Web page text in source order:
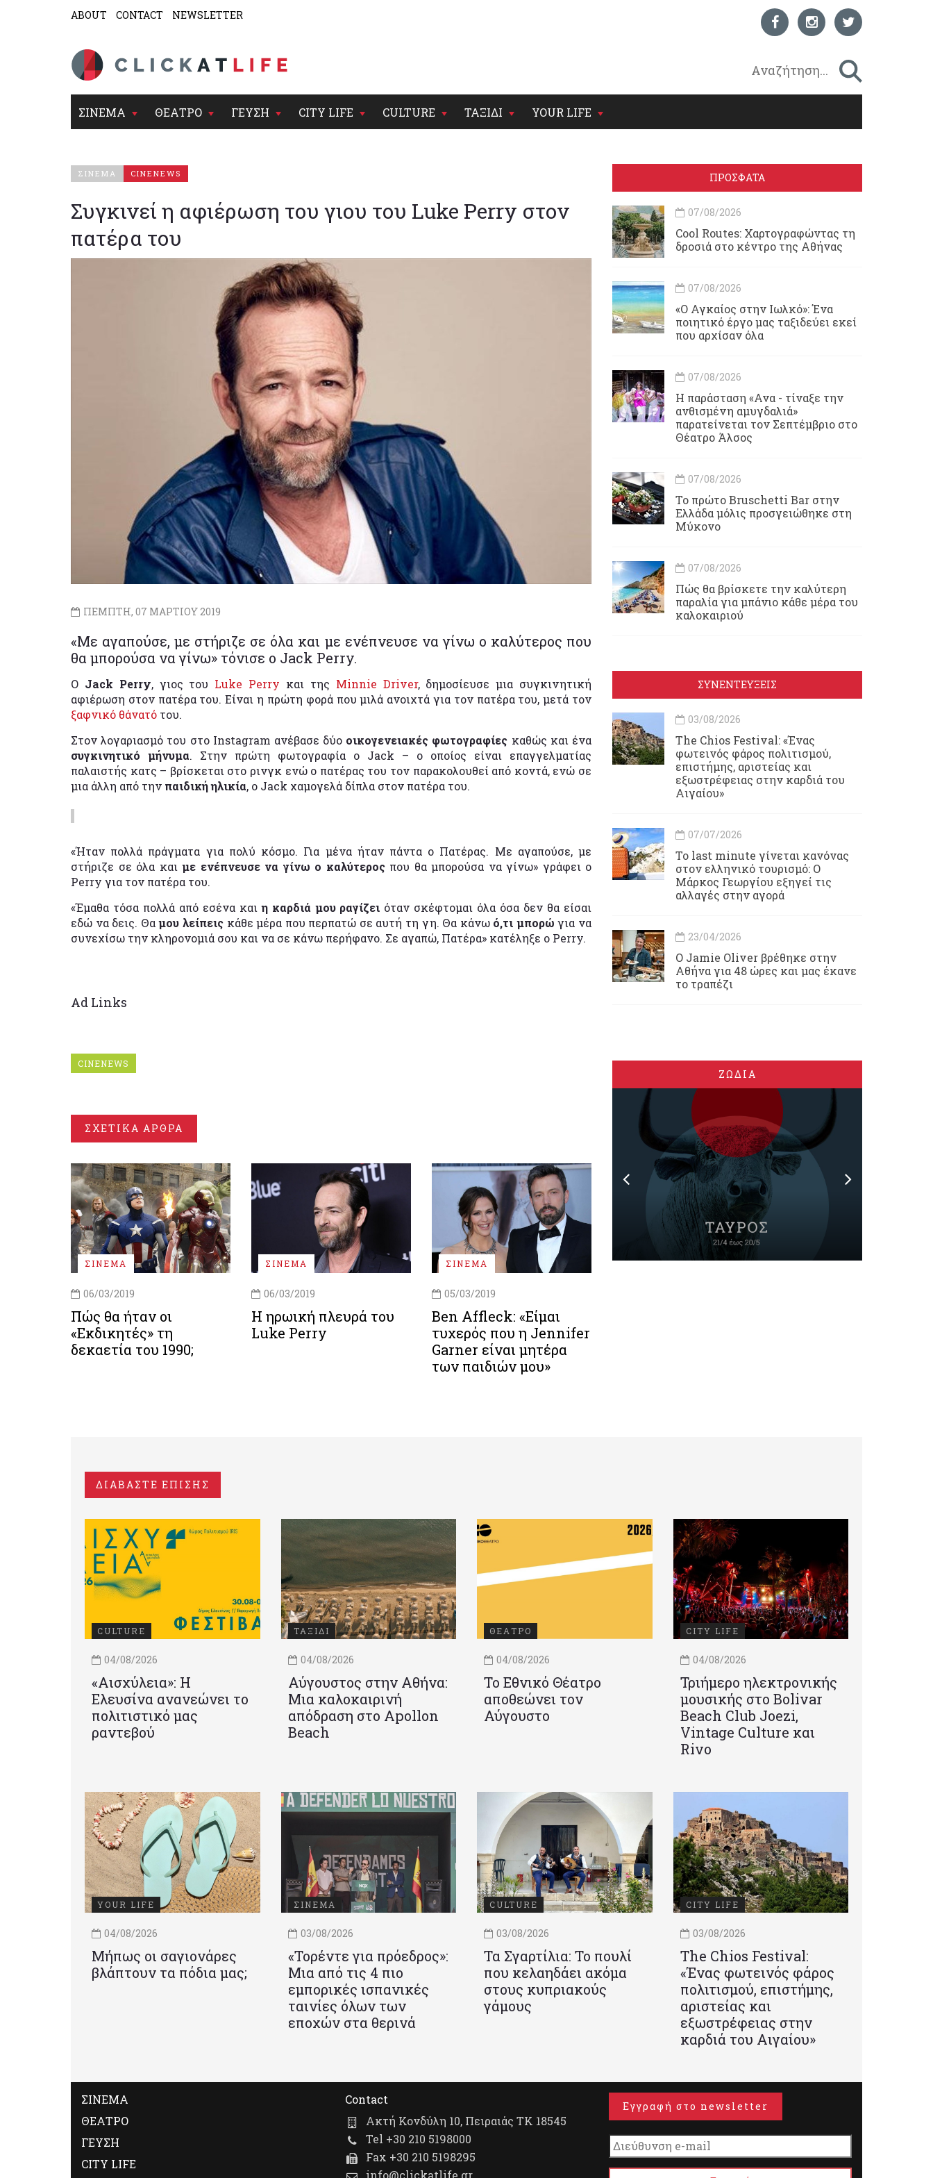
ABOUT CONTACT NEWSLETTER
ΣΙΝΕΜΑ ΘΕΑΤΡΟ ΓΕΥΣΗ CITY LIFE CULTURE ΤΑΞΙΔΙ YOUR LIFE
ΣΙΝΕΜΑ CINENEWS
Συγκινεί η αφιέρωση του γιου του Luke Perry στον
πατέρα του
ΠΕΜΠΤΗ, 07 ΜΑΡΤΙΟΥ 2019
«Με αγαπούσε, με στήριζε σε όλα και με ενέπνευσε να γίνω ο καλύτερος που
θα μπορούσα να γίνω» τόνισε ο Jack Perry.
Ο Jack Perry, γιος του Luke Perry και της Minnie Driver, δημοσίευσε μια συγκινητική
αφιέρωση στον πατέρα του. Είναι η πρώτη φορά που μιλά ανοιχτά για τον πατέρα του, μετά τον
ξαφνικό θάνατό του.
Στον λογαριασμό του στο Instagram ανέβασε δύο οικογενειακές φωτογραφίες καθώς και ένα
συγκινητικό μήνυμα. Στην πρώτη φωτογραφία ο Jack – ο οποίος είναι επαγγελματίας
παλαιστής κατς – βρίσκεται στο ρινγκ ενώ ο πατέρας του τον παρακολουθεί από κοντά, ενώ σε
μια άλλη από την παιδική ηλικία, ο Jack χαμογελά δίπλα στον πατέρα του.
«Ήταν πολλά πράγματα για πολύ κόσμο. Για μένα ήταν πάντα ο Πατέρας. Με αγαπούσε, με
στήριζε σε όλα και με ενέπνευσε να γίνω ο καλύτερος που θα μπορούσα να γίνω» γράφει ο
Perry για τον πατέρα του.
«Έμαθα τόσα πολλά από εσένα καιη καρδιά μου ραγίζει όταν σκέφτομαι όλα όσα δεν θα είσαι
εδώ να δεις. Θαμου λείπεις κάθε μέρα που περπατώ σε αυτή τη γη. Θα κάνω ό,τι μπορώγια να
συνεχίσω την κληρονομιά σου και να σε κάνω περήφανο. Σε αγαπώ, Πατέρα» κατέληξε ο Perry.
Ad Links
CINENEWS
ΣΧΕΤΙΚΑ ΑΡΘΡΑ
ΣΙΝΕΜΑ
06/03/2019
Πώς θα ήταν οι
«Εκδικητές» τη
δεκαετία του 1990;
ΣΙΝΕΜΑ
06/03/2019
Η ηρωική πλευρά του
Luke Perry
ΣΙΝΕΜΑ
05/03/2019
Ben Affleck: «Είμαι
τυχερός που η Jennifer
Garner είναι μητέρα
των παιδιών μου»
ΠΡΟΣΦΑΤΑ
07/08/2026
Cool Routes: Χαρτογραφώντας τη
δροσιά στο κέντρο της Αθήνας
07/08/2026
«Ο Αγκαίος στην Ιωλκό»: Ένα
ποιητικό έργο μας ταξιδεύει εκεί
που αρχίσαν όλα
07/08/2026
Η παράσταση «Ανα - τίναξε την
ανθισμένη αμυγδαλιά»
παρατείνεται τον Σεπτέμβριο στο
Θέατρο Άλσος
07/08/2026
Το πρώτο Bruschetti Bar στην
Ελλάδα μόλις προσγειώθηκε στη
Μύκονο
07/08/2026
Πώς θα βρίσκετε την καλύτερη
παραλία για μπάνιο κάθε μέρα του
καλοκαιριού
ΣΥΝΕΝΤΕΥΞΕΙΣ
03/08/2026
Τhe Chios Festival: «Ένας
φωτεινός φάρος πολιτισμού,
επιστήμης, αριστείας και
εξωστρέφειας στην καρδιά του
Αιγαίου»
07/07/2026
Το last minute γίνεται κανόνας
στον ελληνικό τουρισμό: Ο
Μάρκος Γεωργίου εξηγεί τις
αλλαγές στην αγορά
23/04/2026
Ο Jamie Oliver βρέθηκε στην
Αθήνα για 48 ώρες και μας έκανε
το τραπέζι
ΖΩΔΙΑ
ΔΙΑΒΑΣΤΕ ΕΠΙΣΗΣ
CULTURE
04/08/2026
«Αισχύλεια»: Η
Ελευσίνα ανανεώνει το
πολιτιστικό μας
ραντεβού
ΤΑΞΙΔΙ
04/08/2026
Αύγουστος στην Αθήνα:
Μια καλοκαιρινή
απόδραση στο Apollon
Beach
ΘΕΑΤΡΟ
04/08/2026
Το Εθνικό Θέατρο
αποθεώνει τον
Αύγουστο
CITY LIFE
04/08/2026
Τριήμερο ηλεκτρονικής
μουσικής στο Bolivar
Beach Club Joezi,
Vintage Culture και
Rivo
YOUR LIFE
04/08/2026
Μήπως οι σαγιονάρες
βλάπτουν τα πόδια μας;
ΣΙΝΕΜΑ
03/08/2026
«Τορέντε για πρόεδρος»:
Mια από τις 4 πιο
εμπορικές ισπανικές
ταινίες όλων των
εποχών στα θερινά
CULTURE
03/08/2026
Τα Σγαρτίλια: Το πουλί
που κελαηδάει ακόμα
στους κυπριακούς
γάμους
CITY LIFE
03/08/2026
Τhe Chios Festival:
«Ένας φωτεινός φάρος
πολιτισμού, επιστήμης,
αριστείας και
εξωστρέφειας στην
καρδιά του Αιγαίου»
ΣΙΝΕΜΑ
ΘΕΑΤΡΟ
ΓΕΥΣΗ
CITY LIFE
Contact
Ακτή Κονδύλη 10, Πειραιάς ΤΚ 18545
Tel +30 210 5198000
Fax +30 210 5198295
info@clickatlife.gr
Εγγραφή στο newsletter